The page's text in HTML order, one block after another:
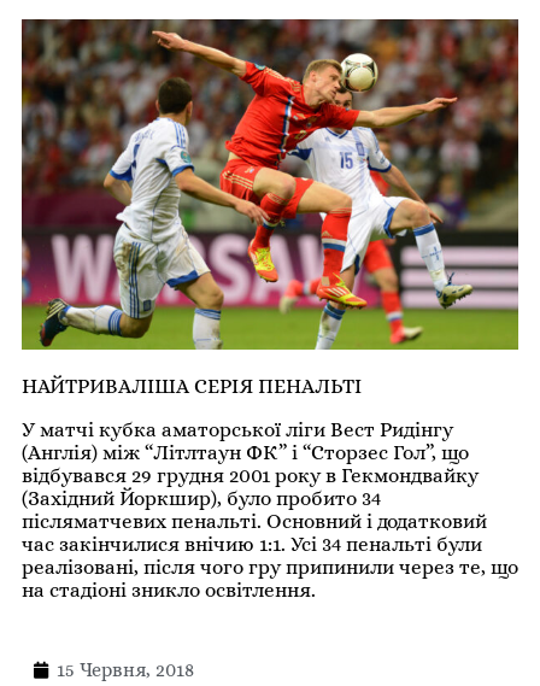
НАЙТРИВАЛІША СЕРІЯ ПЕНАЛЬТІ
У матчі кубка аматорської ліги Вест Ридінгу
(Англія) між “Літлтаун ФК” і “Сторзес Гол”, що
відбувався 29 грудня 2001 року в Гекмондвайку
(Західний Йоркшир), було пробито 34
післяматчевих пенальті. Основний і додатковий
час закінчилися внічию 1:1. Усі 34 пенальті були
реалізовані, після чого гру припинили через те, що
на стадіоні зникло освітлення.
15 Червня, 2018